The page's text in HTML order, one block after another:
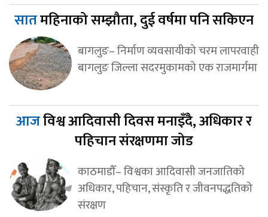
सातमहिनाको सम्झौता, दुई वर्षमा पनि सकिएन
बागलुङ– निर्माण व्यवसायीको चरम लापरवाही
बागलुङ जिल्ला सदरमुकामको एक राजमार्गमा
आजविश्व आदिवासी दिवस मनाइँदै, अधिकार र
पहिचान संरक्षणमा जोड
काठमाडौँ– विश्वका आदिवासी जनजातिको
अधिकार, पहिचान, संस्कृति र जीवनपद्धतिको
संरक्षण